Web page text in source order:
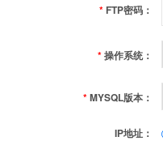
* FTP密码：
*操作系统：
*MYSQL版本：
IP地址：